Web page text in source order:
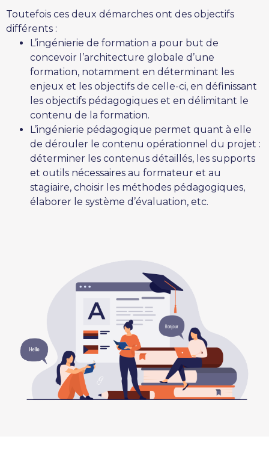
Toutefois ces deux démarches ont des objectifs
différents :
L’ingénierie de formation a pour but de
concevoir l’architecture globale d’une
formation, notamment en déterminant les
enjeux et les objectifs de celle-ci, en définissant
les objectifs pédagogiques et en délimitant le
contenu de la formation.
L’ingénierie pédagogique permet quant à elle
de dérouler le contenu opérationnel du projet :
déterminer les contenus détaillés, les supports
et outils nécessaires au formateur et au
stagiaire, choisir les méthodes pédagogiques,
élaborer le système d’évaluation, etc.